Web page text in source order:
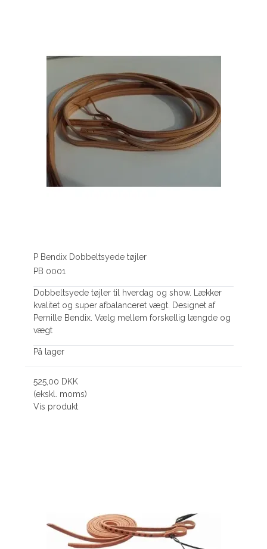
P Bendix Dobbeltsyede tøjler
PB 0001
Dobbeltsyede tøjler til hverdag og show. Lækker
kvalitet og super afbalanceret vægt. Designet af
Pernille Bendix. Vælg mellem forskellig længde og
vægt
På lager
525,00 DKK
(ekskl. moms)
Vis produkt